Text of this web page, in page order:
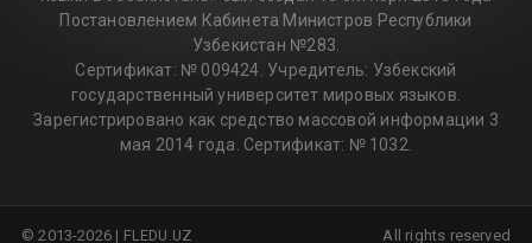
Постановлением Кабинета Министров Республики
Узбекистан №283.
Сертификат: № 009424. Учредитель: Узбекский
государственный университет мировых языков.
Зарегистрировано как средство массовой информации 3
мая 2014 года. Сертификат: № 1032.
All rights reserved
© 2013-2026 | FLEDU.UZ